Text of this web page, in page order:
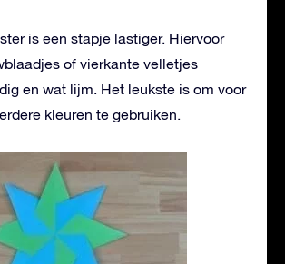
is een stapje lastiger. Hiervoor
of vierkante velletjes
en wat lijm. Het leukste is om voor
kleuren te gebruiken.